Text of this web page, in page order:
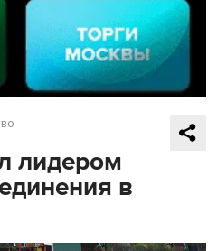
лидером
в